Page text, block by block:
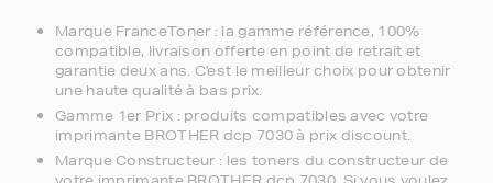
Marque FranceToner : la gamme référence, 100%
compatible, livraison offerte en point de retrait et
garantie deux ans. C'est le meilleur choix pour obtenir
une haute qualité à bas prix.
Gamme 1er Prix : produits compatibles avec votre
imprimante BROTHER dcp 7030 à prix discount.
Marque Constructeur : les toners du constructeur de